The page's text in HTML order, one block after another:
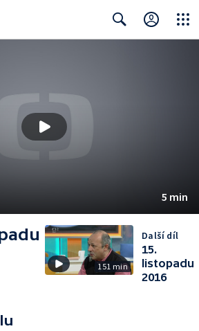
5 min
151 min
Další díl
15.
listopadu
2016